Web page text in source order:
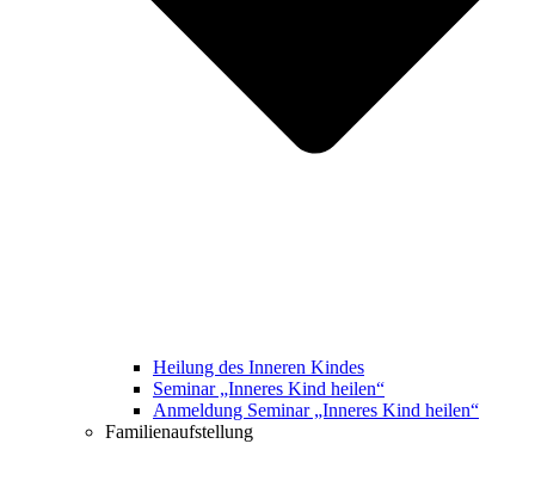
Heilung des Inneren Kindes
Seminar „Inneres Kind heilen“
Anmeldung Seminar „Inneres Kind heilen“
Familienaufstellung